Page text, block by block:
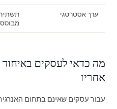
ערך אסטרטגי
מה כדאי לעסקים באיחוד
אחריו
עבור עסקים שאינם בתחום